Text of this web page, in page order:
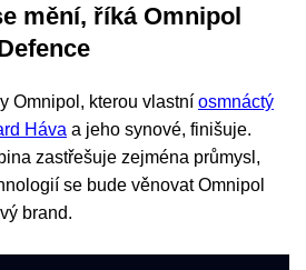
mění, říká Omnipol
Omnipol, kterou vlastní osmnáctý
Háva a jeho synové, finišuje.
zastřešuje zejména průmysl,
se bude věnovat Omnipol
brand.